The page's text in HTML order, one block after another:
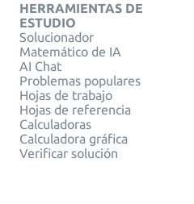
HERRAMIENTAS DE
ESTUDIO
Solucionador
Matemático de IA
AI Chat
Problemas populares
Hojas de trabajo
Hojas de referencia
Calculadoras
Calculadora gráfica
Verificar solución